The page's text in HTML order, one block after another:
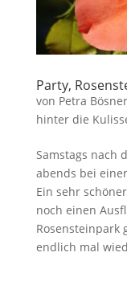
Party,
von Petra
hinter die
Samstags nach
abends bei
Ein sehr
noch einen
Rosensteinpark
endlich mal